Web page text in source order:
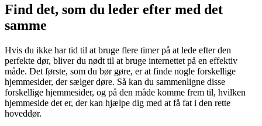
Find det, som du leder efter med det
samme
Hvis du ikke har tid til at bruge flere timer på at lede efter den
perfekte dør, bliver du nødt til at bruge internettet på en effektiv
måde. Det første, som du bør gøre, er at finde nogle forskellige
hjemmesider, der sælger døre. Så kan du sammenligne disse
forskellige hjemmesider, og på den måde komme frem til, hvilken
hjemmeside det er, der kan hjælpe dig med at få fat i den rette
hoveddør.